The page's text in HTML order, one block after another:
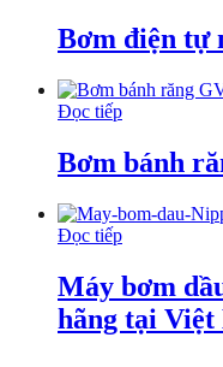
Bơm điện tự
Đọc tiếp
Bơm bánh
Đọc tiếp
Máy bơm
hãng tại Việt